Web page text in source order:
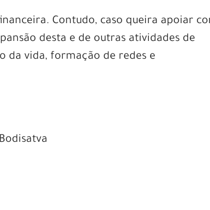
Contudo, caso queira apoiar
desta e de outras atividades de
da vida, formação de redes e